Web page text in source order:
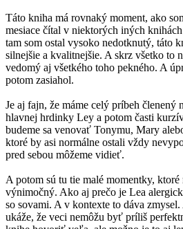
Táto kniha má rovnaký moment, ako
mesiace čítal v niektorých iných
tam som ostal vysoko nedotknutý, táto
silnejšie a kvalitnejšie. A skrz všetko to
vedomý aj všetkého toho pekného. A
potom zasiahol.
Je aj fajn, že máme celý príbeh členený
hlavnej hrdinky Ley a potom časti
budeme sa venovať Tonymu, Mary
ktoré by asi normálne ostali vždy
pred sebou môžeme vidieť.
A potom sú tu tie malé momentky, ktoré
výnimočný. Ako aj prečo je Lea
so sovami. A v kontexte to dáva
ukáže, že veci nemôžu byť príliš